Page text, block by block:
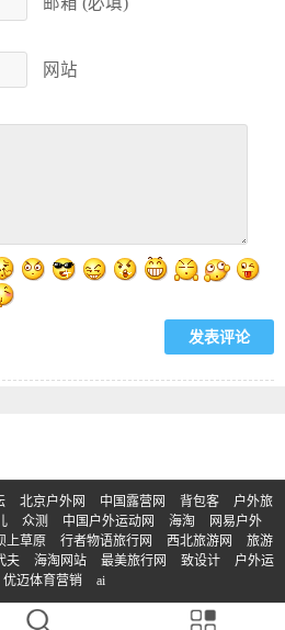
网站
北京户外网 中国露营网 背包客
户外旅
众测 中国户外运动网 海淘
网易户外
上草原 行者物语旅行网 西北旅游网
旅游
夫 海淘网站 最美旅行网 致设计
户外运
优迈体育营销 ai
买户外